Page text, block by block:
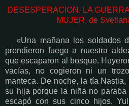
DESESPERACION. LA
MUJER, de
«Una mañana los soldados
prendieron fuego a nuestra
que escaparon al bosque.
vacías, no cogieron ni un
manteca. De noche, la tía
su hija porque la niña no
escapó con sus cinco hijos.